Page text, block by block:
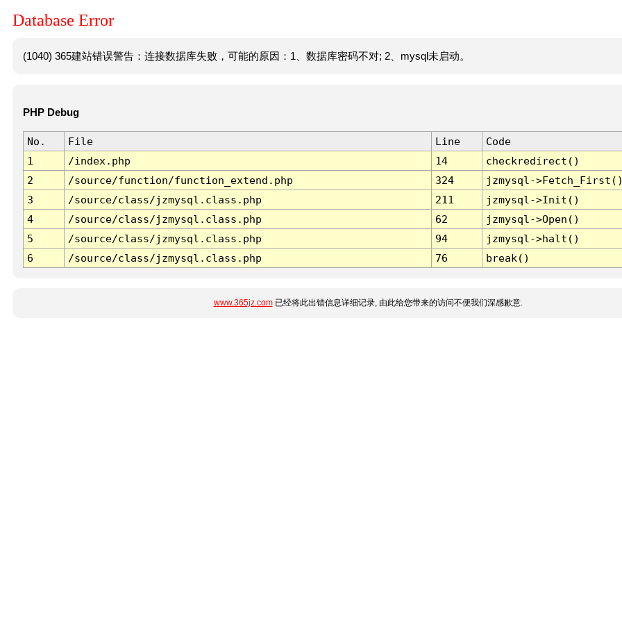
Database Error
(1040) 365建站错误警告：连接数据库失败，可能的原因：1、数据库密码不对; 2、mysql未启动。
PHP Debug
No. File Line
Code
1
/index.php 14
checkredirect()
2
/source/function/function_extend.php 324
jzmysql-
3
/source/class/jzmysql.class.php 211
jzmysql->Init()
4
/source/class/jzmysql.class.php 62
jzmysql->Open()
5
/source/class/jzmysql.class.php 94
jzmysql->halt()
6
/source/class/jzmysql.class.php 76 break()
www.365jz.com已经将此出错信息详细记录, 由此给您带来的访问不便我们深感歉意.